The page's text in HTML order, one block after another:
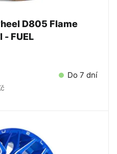
D805 Flame
Do 7 dní